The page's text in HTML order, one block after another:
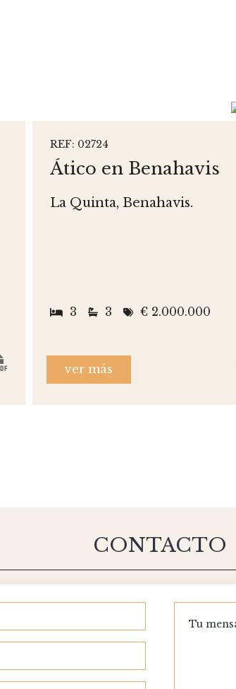
REF: 02724
Ático en Benahavis
La Quinta, Benahavis.
3 3 € 2.000.000
ver más
CONTACTO